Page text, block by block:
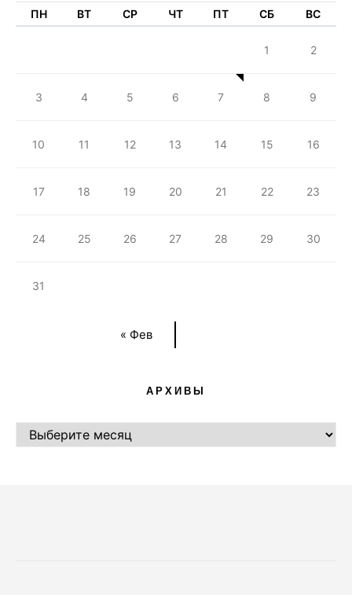
ПН ВТ СР ЧТ ПТ СБ ВС
« Фев
1 2
3 4 5 6 7 8 9
10 11 12 13 14 15 16
17 18 19 20 21 22 23
24 25 26 27 28 29 30
31
АРХИВЫ